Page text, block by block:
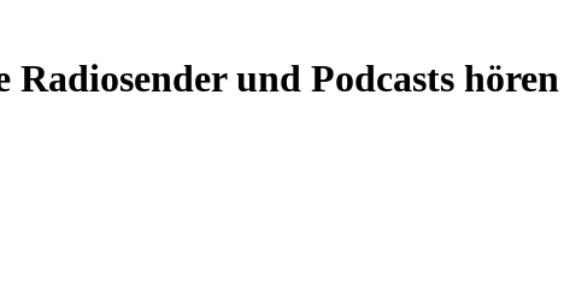
und Podcasts hören